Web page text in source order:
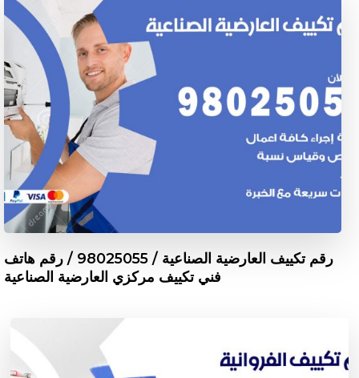
رقم تكييف العارضية الصناعية / 98025055 / رقم هاتف
فني تكييف مركزي العارضية الصناعية